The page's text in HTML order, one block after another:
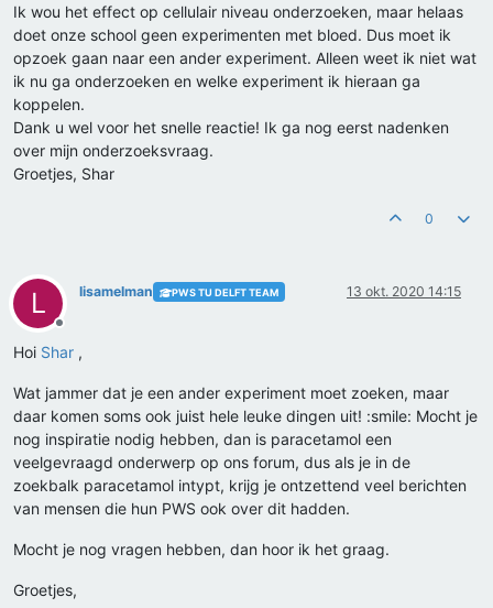
Ik wou het effect op cellulair niveau onderzoeken, maar helaas
doet onze school geen experimenten met bloed. Dus moet ik
opzoek gaan naar een ander experiment. Alleen weet ik niet wat
ik nu ga onderzoeken en welke experiment ik hieraan ga
koppelen.
Dank u wel voor het snelle reactie! Ik ga nog eerst nadenken
over mijn onderzoeksvraag.
Groetjes, Shar
0
L
Offline
lisamelman PWS TU DELFT TEAM 13 okt. 2020 14:15
Hoi Shar ,
Wat jammer dat je een ander experiment moet zoeken, maar
daar komen soms ook juist hele leuke dingen uit! :smile: Mocht je
nog inspiratie nodig hebben, dan is paracetamol een
veelgevraagd onderwerp op ons forum, dus als je in de
zoekbalk paracetamol intypt, krijg je ontzettend veel berichten
van mensen die hun PWS ook over dit hadden.
Mocht je nog vragen hebben, dan hoor ik het graag.
Groetjes,